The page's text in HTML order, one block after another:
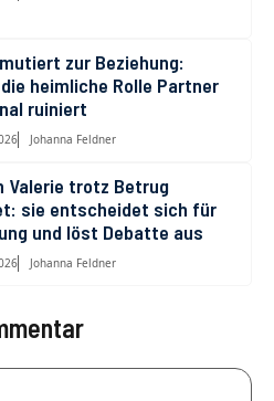
zur Beziehung:
heimliche Rolle Partner
ruiniert
Johanna Feldner
Valerie trotz Betrug
sie entscheidet sich für
und löst Debatte aus
Johanna Feldner